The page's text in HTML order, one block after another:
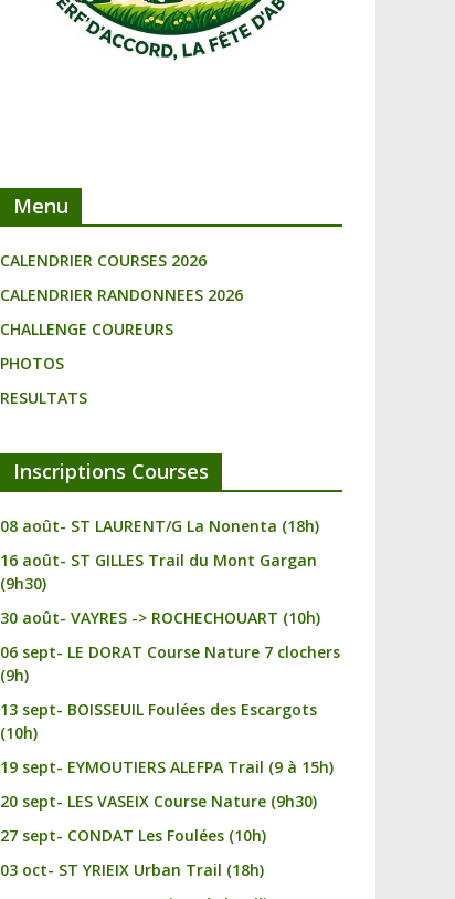
Menu
CALENDRIER COURSES 2026
CALENDRIER RANDONNEES 2026
CHALLENGE COUREURS
PHOTOS
RESULTATS
Inscriptions Courses
08 août- ST LAURENT/G La Nonenta (18h)
16 août- ST GILLES Trail du Mont Gargan
(9h30)
30 août- VAYRES -> ROCHECHOUART (10h)
06 sept- LE DORAT Course Nature 7 clochers
(9h)
13 sept- BOISSEUIL Foulées des Escargots
(10h)
19 sept- EYMOUTIERS ALEFPA Trail (9 à 15h)
20 sept- LES VASEIX Course Nature (9h30)
27 sept- CONDAT Les Foulées (10h)
03 oct- ST YRIEIX Urban Trail (18h)